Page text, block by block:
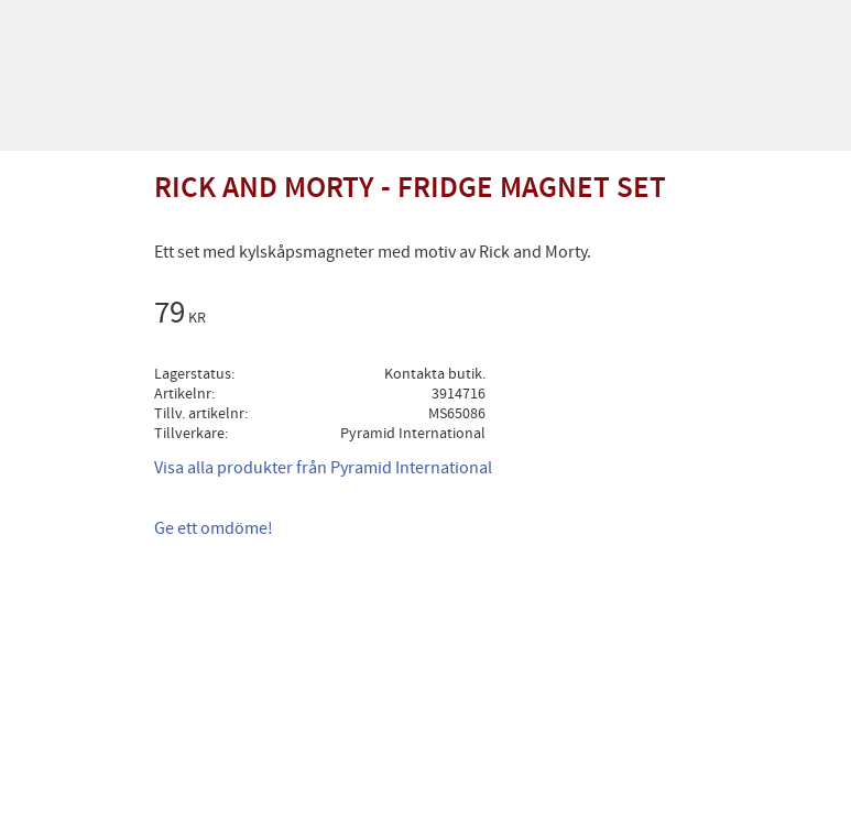
RICK AND MORTY - FRIDGE MAGNET SET
Ett set med kylskåpsmagneter med motiv av Rick and Morty.
79 KR
Lagerstatus
Kontakta butik.
Artikelnr
3914716
Tillv. artikelnr
MS65086
Tillverkare
Pyramid International
Visa alla produkter från Pyramid International
Ge ett omdöme!